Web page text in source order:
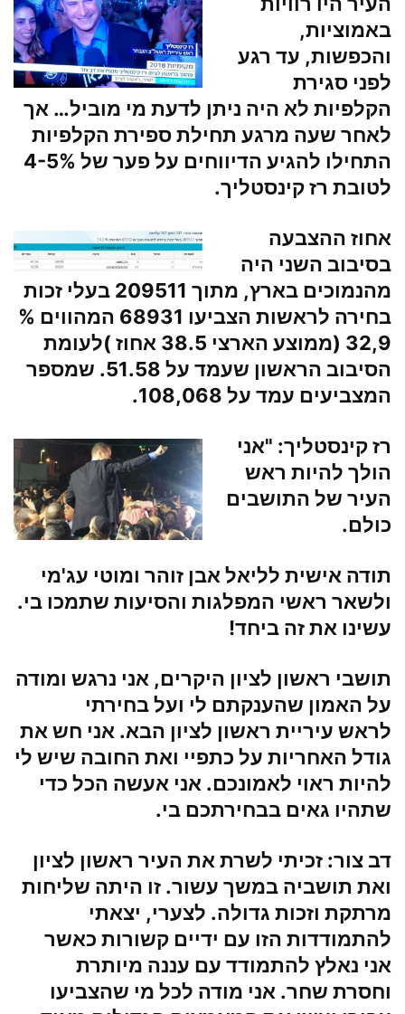
באמוציות,
והכפשות, עד רגע
לפני סגירת
הקלפיות לא היה ניתן לדעת מי מוביל… אך
לאחר שעה מרגע תחילת ספירת הקלפיות
התחילו להגיע הדיווחים על פער של 4-5%
לטובת רז קינסטליך.
אחוז ההצבעה
בסיבוב השני היה
מהנמוכים בארץ, מתוך 209511 בעלי זכות
בחירה לראשות הצביעו 68931 המהווים %
32,9 (ממוצע הארצי 38.5 אחוז )לעומת
הסיבוב הראשון שעמד על 51.58. שמספר
המצביעים עמד על 108,068.
רז קינסטליך: "אני
הולך להיות ראש
העיר של התושבים
כולם.
תודה אישית לליאל אבן זוהר ומוטי עג'מי
ולשאר ראשי המפלגות והסיעות שתמכו בי.
עשינו את זה ביחד!
תושבי ראשון לציון היקרים, אני נרגש ומודה
על האמון שהענקתם לי ועל בחירתי
לראש עיריית ראשון לציון הבא. אני חש את
גודל האחריות על כתפיי ואת החובה שיש לי
להיות ראוי לאמונכם. אני אעשה הכל כדי
שתהיו גאים בבחירתכם בי.
דב צור: זכיתי לשרת את העיר ראשון לציון
ואת תושביה במשך עשור. זו היתה שליחות
מרתקת וזכות גדולה. לצערי, יצאתי
להתמודדות הזו עם ידיים קשורות כאשר
אני נאלץ להתמודד עם עננה מיותרת
וחסרת שחר. אני מודה לכל מי שהצביעו